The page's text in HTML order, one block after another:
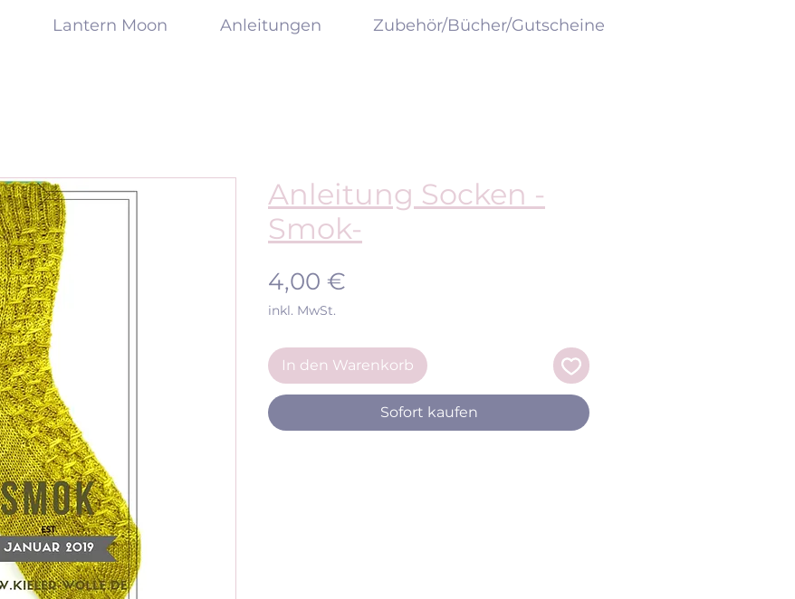
Lantern Moon Anleitungen Zubehör/Bücher/Gutscheine
Anleitung Socken -
Smok-
4,00 €
inkl. MwSt.
In den Warenkorb
Sofort kaufen